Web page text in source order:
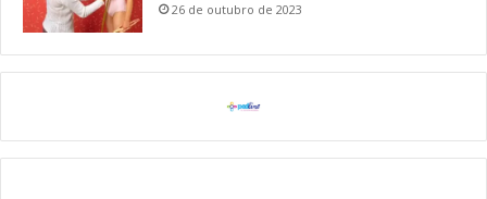
26 de outubro de 2023